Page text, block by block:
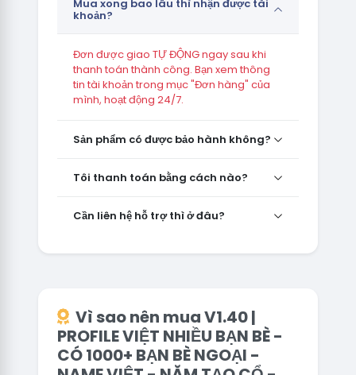
Mua xong bao lâu thì nhận được tài
khoản?
Đơn được giao TỰ ĐỘNG ngay sau khi
thanh toán thành công. Bạn xem thông
tin tài khoản trong mục "Đơn hàng" của
mình, hoạt động 24/7.
Sản phẩm có được bảo hành không?
Tôi thanh toán bằng cách nào?
Cần liên hệ hỗ trợ thì ở đâu?
Vì sao nên mua V1.40 |
PROFILE VIỆT NHIỀU BẠN BÈ -
CÓ 1000+ BẠN BÈ NGOẠI -